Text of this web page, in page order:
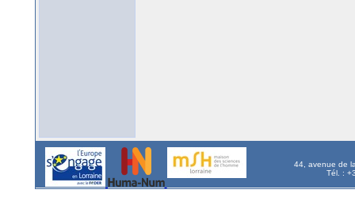
44, avenue de
Tél. :